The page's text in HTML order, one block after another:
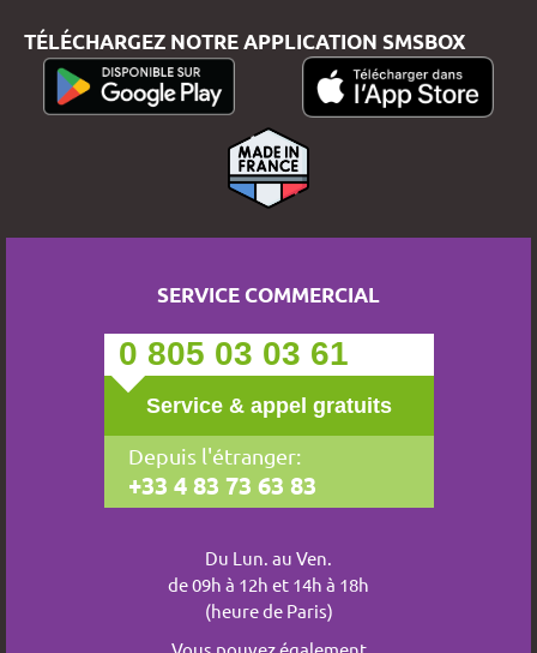
TÉLÉCHARGEZ NOTRE APPLICATION SMSBOX
SERVICE COMMERCIAL
0 805 03 03 61
Service & appel gratuits
Depuis l'étranger:
+33 4 83 73 63 83
Du Lun. au Ven.
de 09h à 12h et 14h à 18h
(heure de Paris)
Vous pouvez également